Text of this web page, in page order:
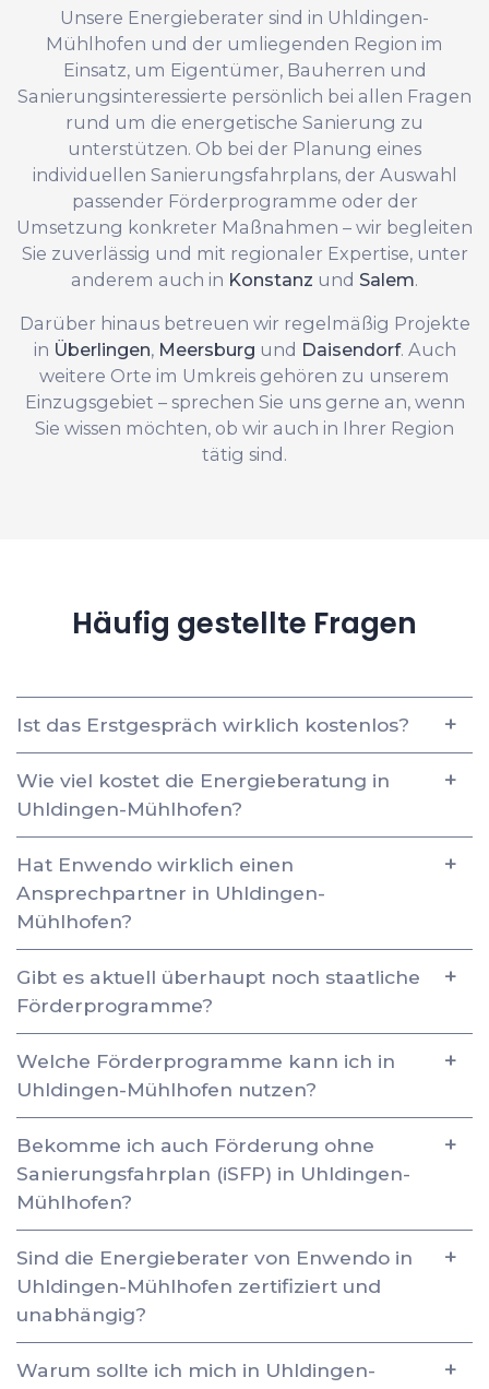
Unsere Energieberater sind in Uhldingen-
Mühlhofen und der umliegenden Region im
Einsatz, um Eigentümer, Bauherren und
Sanierungsinteressierte persönlich bei allen Fragen
rund um die energetische Sanierung zu
unterstützen. Ob bei der Planung eines
individuellen Sanierungsfahrplans, der Auswahl
passender Förderprogramme oder der
Umsetzung konkreter Maßnahmen – wir begleiten
Sie zuverlässig und mit regionaler Expertise, unter
anderem auch in Konstanz und Salem.
Darüber hinaus betreuen wir regelmäßig Projekte
in Überlingen, Meersburg und Daisendorf. Auch
weitere Orte im Umkreis gehören zu unserem
Einzugsgebiet – sprechen Sie uns gerne an, wenn
Sie wissen möchten, ob wir auch in Ihrer Region
tätig sind.
Häufig gestellte Fragen
Ist das Erstgespräch wirklich kostenlos?
Wie viel kostet die Energieberatung in
Uhldingen-Mühlhofen?
Hat Enwendo wirklich einen
Ansprechpartner in Uhldingen-
Mühlhofen?
Gibt es aktuell überhaupt noch staatliche
Förderprogramme?
Welche Förderprogramme kann ich in
Uhldingen-Mühlhofen nutzen?
Bekomme ich auch Förderung ohne
Sanierungsfahrplan (iSFP) in Uhldingen-
Mühlhofen?
Sind die Energieberater von Enwendo in
Uhldingen-Mühlhofen zertifiziert und
unabhängig?
Warum sollte ich mich in Uhldingen-